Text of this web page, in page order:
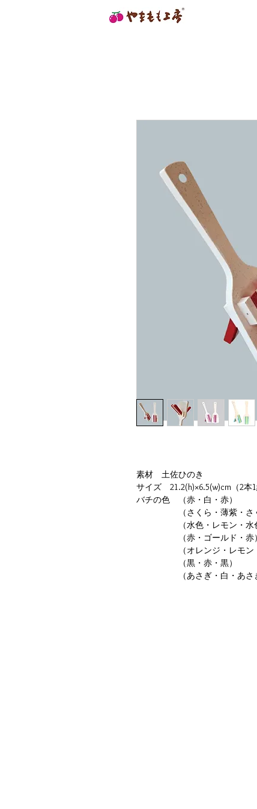
素材 土佐ひのき
サイズ 21.2(h)×6.5(w)cm（2本1
バチの色 （赤・白・赤）
（さくら・薄紫・さく
（水色・レモン・水色
（赤・ゴールド・赤）
（オレンジ・レモン・
（黒・赤・黒）
（あさぎ・白・あさぎ